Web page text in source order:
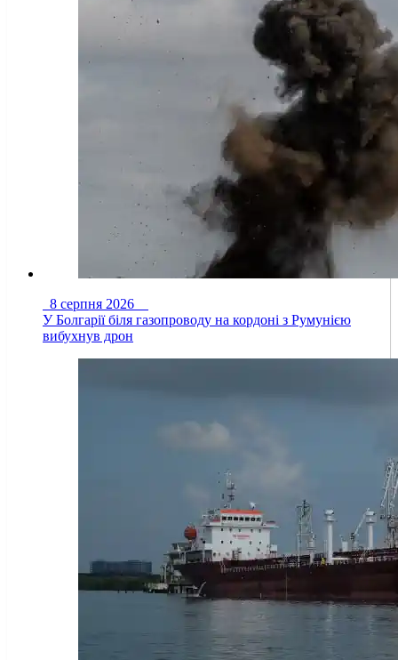
8 серпня 2026
У Болгарії біля газопроводу на кордоні з Румунією
вибухнув дрон